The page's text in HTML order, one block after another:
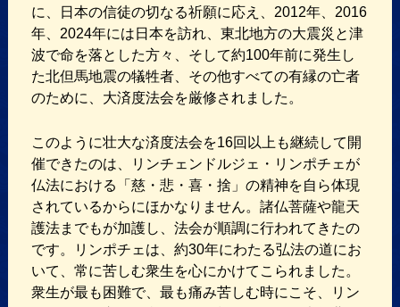
に、日本の信徒の切なる祈願に応え、2012年、2016
年、2024年には日本を訪れ、東北地方の大震災と津
波で命を落とした方々、そして約100年前に発生し
た北但馬地震の犠牲者、その他すべての有縁の亡者
のために、大済度法会を厳修されました。
このように壮大な済度法会を16回以上も継続して開
催できたのは、リンチェンドルジェ・リンポチェが
仏法における「慈・悲・喜・捨」の精神を自ら体現
されているからにほかなりません。諸仏菩薩や龍天
護法までもが加護し、法会が順調に行われてきたの
です。リンポチェは、約30年にわたる弘法の道にお
いて、常に苦しむ衆生を心にかけてこられました。
衆生が最も困難で、最も痛み苦しむ時にこそ、リン